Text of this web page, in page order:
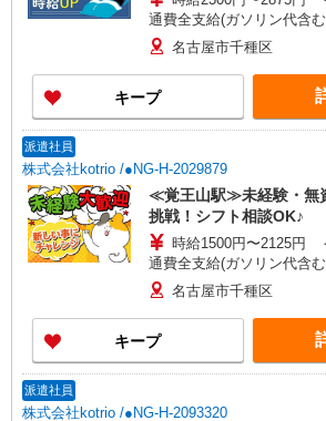
通費全支給(ガソリン代含む
名古屋市千種区
キープ
派遣社員
株式会社kotrio /●NG-H-2029879
≪覚王山駅≫未経験・無
挑戦！シフト相談OK♪
時給1500円〜2125円
通費全支給(ガソリン代含む
名古屋市千種区
キープ
派遣社員
株式会社kotrio /●NG-H-2093320